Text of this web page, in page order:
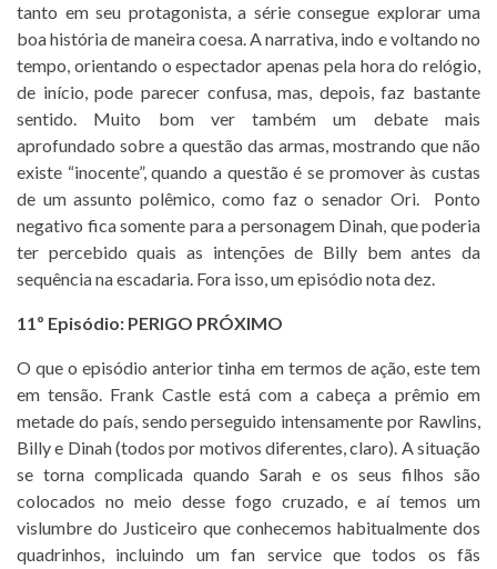
tanto em seu protagonista, a série consegue explorar uma
boa história de maneira coesa. A narrativa, indo e voltando no
tempo, orientando o espectador apenas pela hora do relógio,
de início, pode parecer confusa, mas, depois, faz bastante
sentido. Muito bom ver também um debate mais
aprofundado sobre a questão das armas, mostrando que não
existe “inocente”, quando a questão é se promover às custas
de um assunto polêmico, como faz o senador Ori. Ponto
negativo fica somente para a personagem Dinah, que poderia
ter percebido quais as intenções de Billy bem antes da
sequência na escadaria. Fora isso, um episódio nota dez.
11º Episódio: PERIGO PRÓXIMO
O que o episódio anterior tinha em termos de ação, este tem
em tensão. Frank Castle está com a cabeça a prêmio em
metade do país, sendo perseguido intensamente por Rawlins,
Billy e Dinah (todos por motivos diferentes, claro). A situação
se torna complicada quando Sarah e os seus filhos são
colocados no meio desse fogo cruzado, e aí temos um
vislumbre do Justiceiro que conhecemos habitualmente dos
quadrinhos, incluindo um fan service que todos os fãs